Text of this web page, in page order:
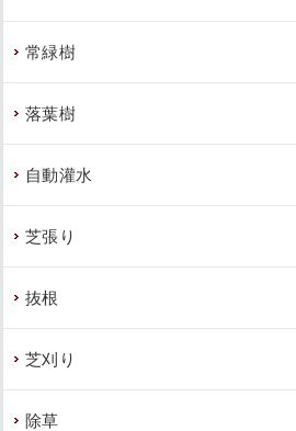
常緑樹
落葉樹
自動灌水
芝張り
抜根
芝刈り
除草